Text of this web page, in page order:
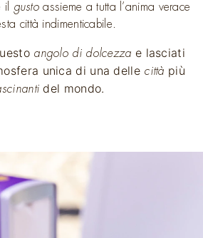
il gusto assieme a tutta l’anima verace
città indimenticabile.
angolo di dolcezza e lasciati
unica di una delle città più
del mondo.